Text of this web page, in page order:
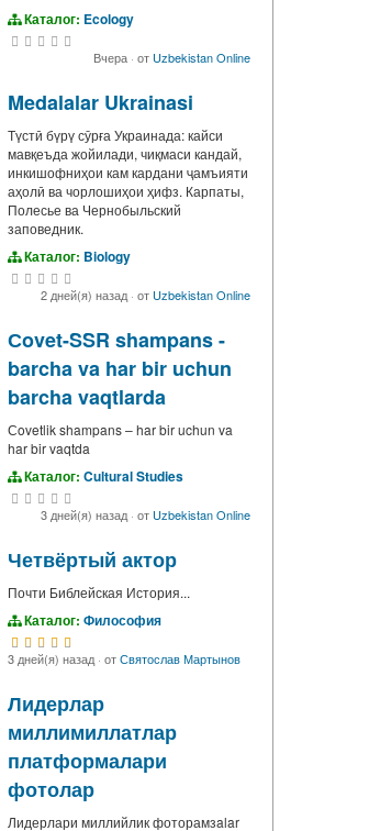
Каталог: Ecology
Вчера · от Uzbekistan Online
Medalalar Ukrainasi
Түстӣ бүрү сӯрға Украинада: кайси
мавқеъда жойилади, чиқмаси кандай,
инкишофниҳои кам кардани ҷамъияти
аҳолӣ ва чорлошиҳои ҳифз. Карпаты,
Полесье ва Чернобыльский
заповедник.
Каталог: Biology
2 дней(я) назад· от Uzbekistan Online
Сovet-SSR shampans -
barcha va har bir uchun
barcha vaqtlarda
Сovetlik shampans – har bir uchun va
har bir vaqtda
Каталог: Cultural Studies
3 дней(я) назад· от Uzbekistan Online
Четвёртый актор
Почти Библейская История...
Каталог: Философия
3 дней(я) назад· отСвятослав Мартынов
Лидерлар
миллимиллатлар
платформалари
фотолар
Лидерлари миллийлик фоторамзalar